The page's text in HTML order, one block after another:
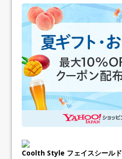
Coolth Style フェイスシールド